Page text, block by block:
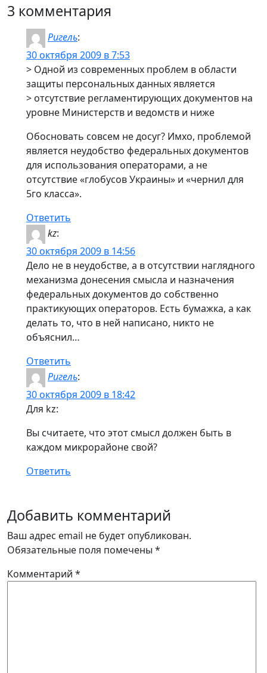
3 комментария
Ригель:
30 октября 2009 в 7:53
> Одной из современных проблем в области
защиты персональных данных является
> отсутствие регламентирующих документов на
уровне Министерств и ведомств и ниже
Обосновать совсем не досуг? Имхо, проблемой
является неудобство федеральных документов
для использования операторами, а не
отсутствие «глобусов Украины» и «чернил для
5го класса».
Ответить
kz:
30 октября 2009 в 14:56
Дело не в неудобстве, а в отсутствии наглядного
механизма донесения смысла и назначения
федеральных документов до собственно
практикующих операторов. Есть бумажка, а как
делать то, что в ней написано, никто не
объяснил…
Ответить
Ригель:
30 октября 2009 в 18:42
Для kz:
Вы считаете, что этот смысл должен быть в
каждом микрорайоне свой?
Ответить
Добавить комментарий
Ваш адрес email не будет опубликован.
Обязательные поля помечены *
Комментарий *